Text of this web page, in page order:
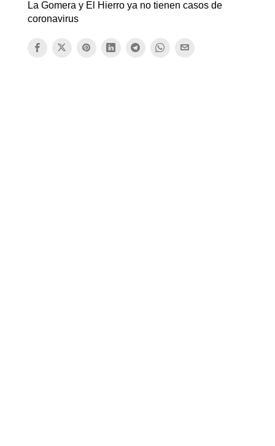
La Gomera y El Hierro ya no tienen casos de
coronavirus